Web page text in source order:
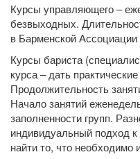
Курсы управляющего –
безвыходных.
в Барменской Ассоциации
Курсы бариста
курса – дать
Продолжительность
Начало занятий
заполненности групп.
индивидуальный подход
найти то, что необходимо